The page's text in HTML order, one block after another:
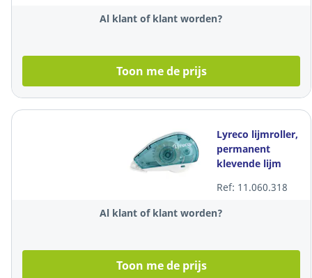
Al klant of klant worden?
Toon me de prijs
Lyreco lijmroller,
permanent
klevende lijm
Ref: 11.060.318
Al klant of klant worden?
Toon me de prijs